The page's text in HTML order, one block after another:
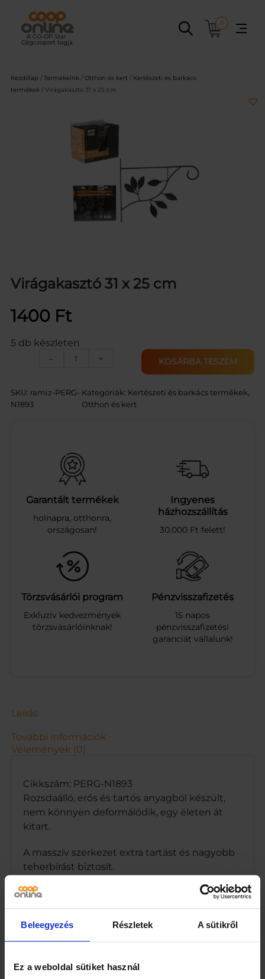
Beleegyezés Részletek A sütikről
Ez a weboldal sütiket használ
tartalomhoz
0
Kezdőlap / Termékeink / Otthon és kert / Kertészeti és barkács
termékek / Virágakasztó 31 x 25 cm
Virágakasztó 31 x 25 cm
1400 Ft
5 db készleten
–
V
á
z
t
ó
3
x
2
c
m
m
e
n
n
y
+ KOSÁRBA TESZEM
SKU: ramiz-PERG-
N1893
Kategóriák: Kertészeti és barkács termékek
Otthon és kert
Garantált termékek
holnapra, otthonra,
országosan!
Ingyenes
házhozszállítás
30.000 Ft felett!
Törzsvásárlói program
Exkluzív kedvezmények
törzsvásárlóinknak!
Pénzvisszafizetés
15 napos
pénzvisszafizetési
garanciát vállalunk!
Leírás
További információk
Vélemények (0)
Cikkszám: PERG-N1893
Rozsdaálló, erős és tartós anyagból készült,
nem könnyen deformálódik, egy életen át
kitart.
A masszív szerkezet extra tartást és nagyobb
teherbírást biztosít.
Könnyen felszerelhető fa kerítésoszlopokra,
teraszoszlopokra vagy akár belső falakra is,
hogy díszítse teraszát, kertjét, előszobáját,